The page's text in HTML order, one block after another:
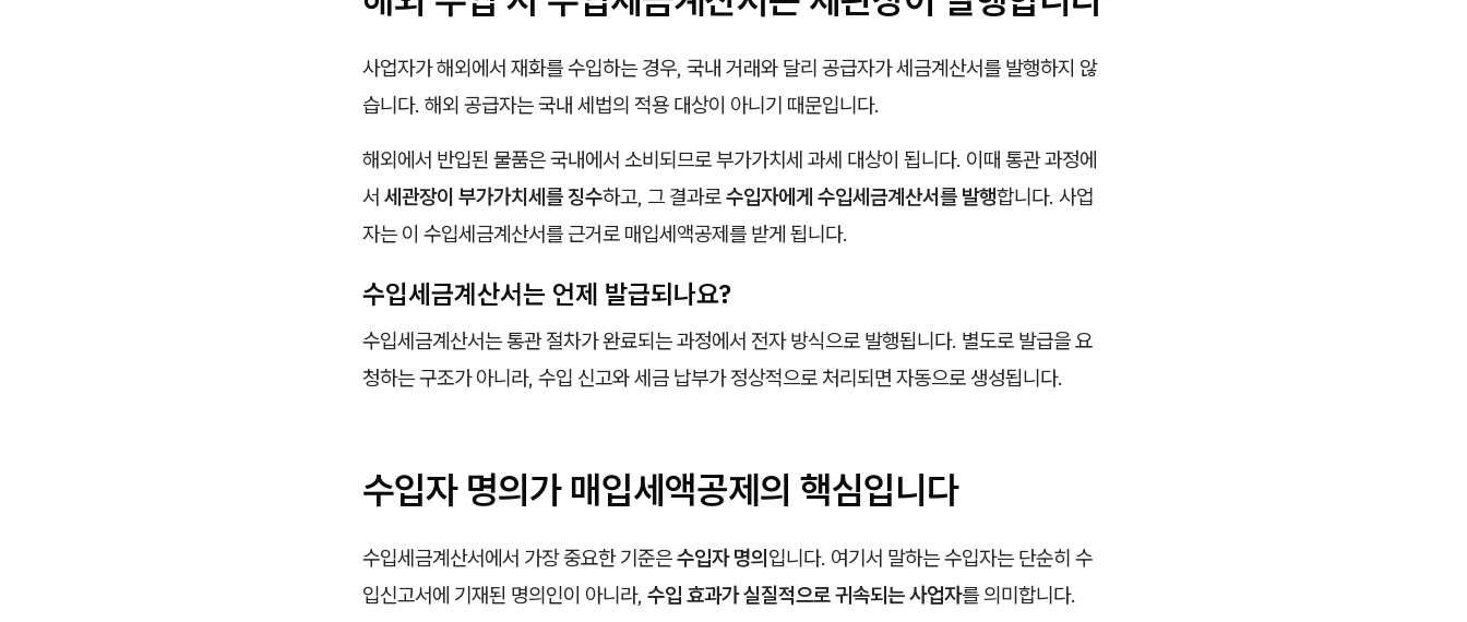
사업자가 해외에서 재화를 수입하는 경우, 국내 거래와 달리 공급자가 세금계산서를 발행하지 않
습니다. 해외 공급자는 국내 세법의 적용 대상이 아니기 때문입니다.
해외에서 반입된 물품은 국내에서 소비되므로 부가가치세 과세 대상이 됩니다. 이때 통관 과정에
서 세관장이 부가가치세를 징수하고, 그 결과로수입자에게 수입세금계산서를 발행합니다. 사업
자는 이 수입세금계산서를 근거로 매입세액공제를 받게 됩니다.
수입세금계산서는 언제 발급되나요?
수입세금계산서는 통관 절차가 완료되는 과정에서 전자 방식으로 발행됩니다. 별도로 발급을 요
청하는 구조가 아니라, 수입 신고와 세금 납부가 정상적으로 처리되면 자동으로 생성됩니다.
수입자 명의가 매입세액공제의 핵심입니다
수입세금계산서에서 가장 중요한 기준은수입자 명의입니다. 여기서 말하는 수입자는 단순히 수
입신고서에 기재된 명의인이 아니라, 수입 효과가 실질적으로 귀속되는 사업자를 의미합니다.